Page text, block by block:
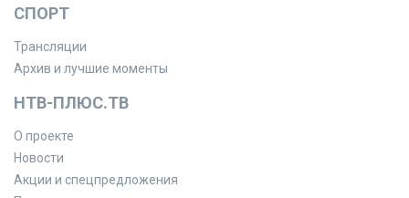
СПОРТ
Трансляции
Архив и лучшие моменты
НТВ-ПЛЮС.ТВ
О проекте
Новости
Акции и спецпредложения